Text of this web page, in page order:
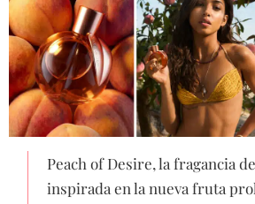
Peach of Desire, la fragancia
inspirada en la nueva fruta